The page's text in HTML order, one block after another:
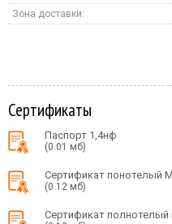
Зона доставки:
Сертификаты
Паспорт 1,4нф
(0.01 мб)
Сертификат понотелый
(0.12 мб)
Сертификат полнотелый